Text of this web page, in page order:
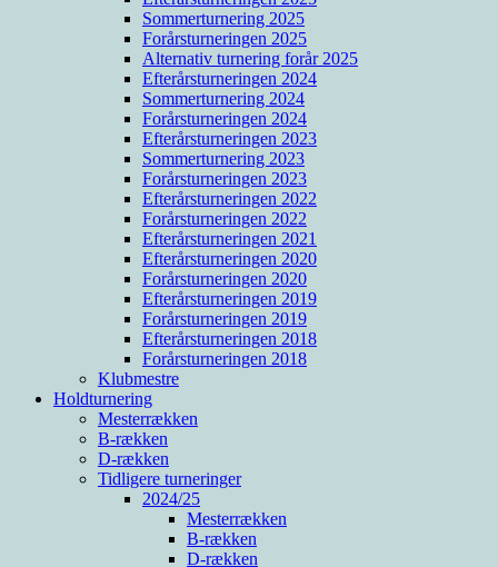
Sommerturnering 2025
Forårsturneringen 2025
Alternativ turnering forår 2025
Efterårsturneringen 2024
Sommerturnering 2024
Forårsturneringen 2024
Efterårsturneringen 2023
Sommerturnering 2023
Forårsturneringen 2023
Efterårsturneringen 2022
Forårsturneringen 2022
Efterårsturneringen 2021
Efterårsturneringen 2020
Forårsturneringen 2020
Efterårsturneringen 2019
Forårsturneringen 2019
Efterårsturneringen 2018
Forårsturneringen 2018
Klubmestre
Holdturnering
Mesterrækken
B-rækken
D-rækken
Tidligere turneringer
2024/25
Mesterrækken
B-rækken
D-rækken